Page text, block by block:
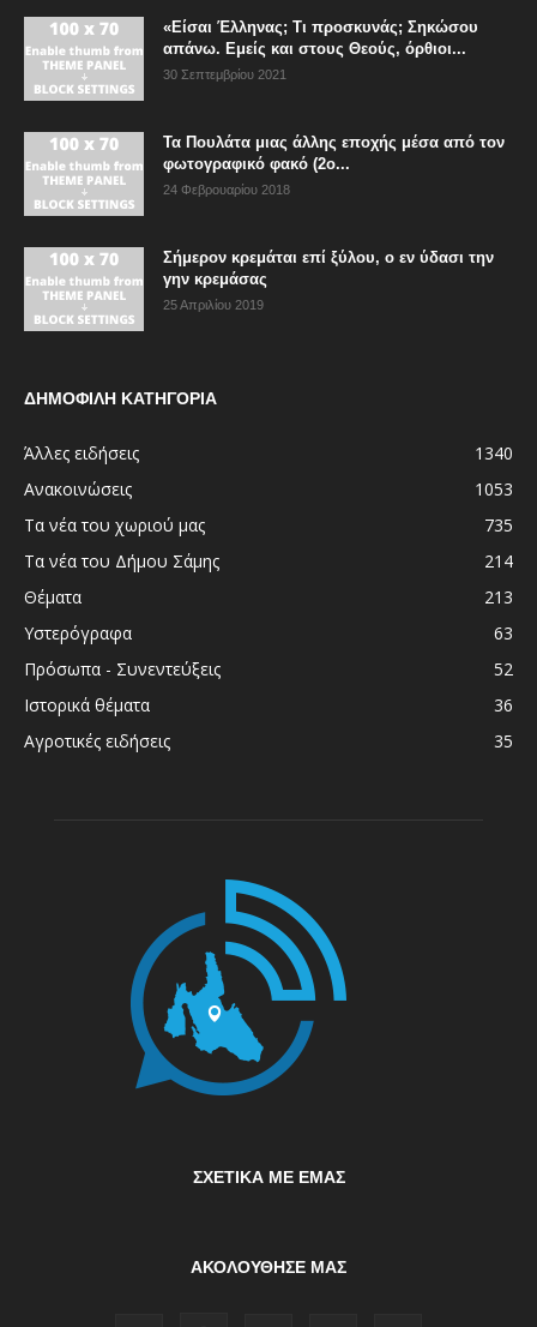
«Είσαι Έλληνας; Τι προσκυνάς; Σηκώσου
απάνω. Εμείς και στους Θεούς, όρθιοι...
30 Σεπτεμβρίου 2021
Τα Πουλάτα μιας άλλης εποχής μέσα από τον
φωτογραφικό φακό (2ο...
24 Φεβρουαρίου 2018
Σήμερον κρεμάται επί ξύλου, ο εν ύδασι την
γην κρεμάσας
25 Απριλίου 2019
ΔΗΜΟΦΙΛΗ ΚΑΤΗΓΟΡΙΑ
Άλλες ειδήσεις
1340
Ανακοινώσεις
1053
Τα νέα του χωριού μας
735
Τα νέα του Δήμου Σάμης
214
Θέματα
213
Υστερόγραφα
63
Πρόσωπα - Συνεντεύξεις
52
Ιστορικά θέματα
36
Αγροτικές ειδήσεις
35
ΣΧΕΤΙΚΆ ΜΕ ΕΜΆΣ
ΑΚΟΛΟΥΘΗΣΕ ΜΑΣ